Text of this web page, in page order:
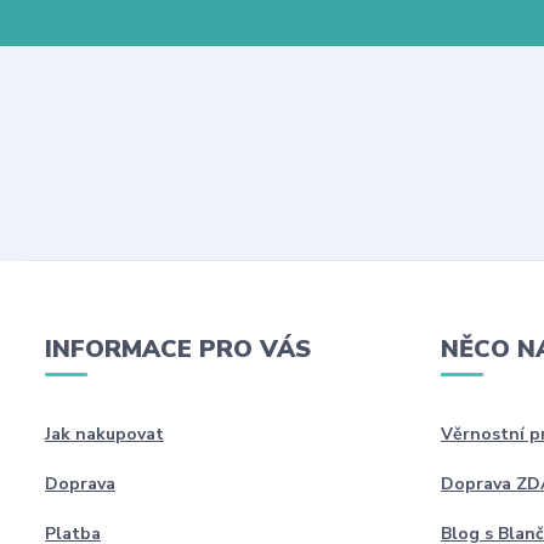
INFORMACE PRO VÁS
Jak nakupovat
Doprava
Platba
NĚCO
Věrnostní
Doprava
Blog s